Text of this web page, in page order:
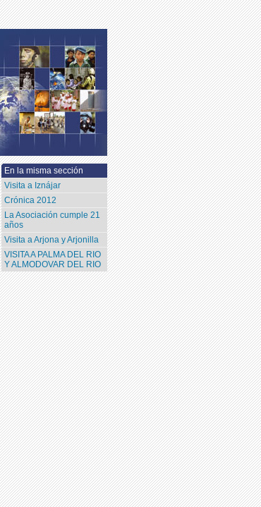
En la misma sección
Visita a Iznájar
Crónica 2012
La Asociación cumple 21
años
Visita a Arjona y Arjonilla
VISITA A PALMA DEL RIO
Y ALMODOVAR DEL RIO